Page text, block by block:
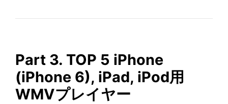
Part 3. TOP 5 iPhone
(iPhone 6), iPad, iPod用
WMVプレイヤー